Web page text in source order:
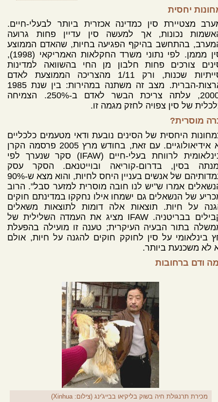
יחסית
מצטיירת סין כמדינה אכזרית ביותר לבעלי-חיים.
נכונות, אך למעשה סין עדיין פחות גרועה
בהתחשב בהיקף הפגיעה בחיות, שהאדם הממוצע
בסין מממן. לפי נתוני משרד החקלאות האמריקאי (1998),
צורכים פחות חלבון מן החי בהשוואה למדינות
אסייתיות שכנות, ורק 1/11 מהצריכה הממוצעת לאדם
בארצות-הברית. מצב זה משתנה במהירות: בין שנת 1985
ל-2000, עלתה צריכת הבשר לאדם ב-250%. הצמיחה
של סין צפויה לחזק מגמה זו.
מוסרית?
היחסית של הסינים נובעת ודאי מטעמים כלכליים
ולא אידיאולוגיים. עם זאת, בחודש מרץ 2005 פרסמה הקרן
הבינלאומית לרווחת בעלי-חיים (IFAW) סקר שנערך לפי
בסין, בדרום-קוריאה ובוייטנאם. הסקר עסק
בעמדותיהם של אנשים בעניין היחס לחיות, והוא מצא ש-90%
אמרו ש"יש לנו חובה מוסרית למזער סבל". הרוב
של הנשאלים גם ישמחו אילו נחקקו במדינתם חוקים
על חיות. תוצאות אלה דומות לתוצאות משאלים
מקבילים בבריטניה. IFAW מציג את העמדה השלילית של
בתור הבעיה העיקרית; טענה זו מועילה בהפעלת
בינלאומי על סין לחוקק חוקים להגנה על חיות, אולם
לא משכנעת ביותר.
ודם ברחובות
מכירת תרנגולת חיה בשוק בליקיאו בבייג'ינג (צילום: Xinhua)